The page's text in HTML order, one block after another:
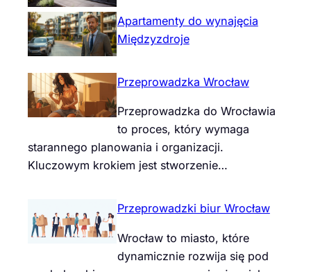
Apartamenty do wynajęcia
Międzyzdroje
Przeprowadzka Wrocław
Przeprowadzka do Wrocławia
to proces, który wymaga
starannego planowania i organizacji.
Kluczowym krokiem jest stworzenie…
Przeprowadzki biur Wrocław
Wrocław to miasto, które
dynamicznie rozwija się pod